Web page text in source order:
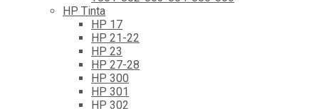
HP Tinta
HP 17
HP 21-22
HP 23
HP 27-28
HP 300
HP 301
HP 302